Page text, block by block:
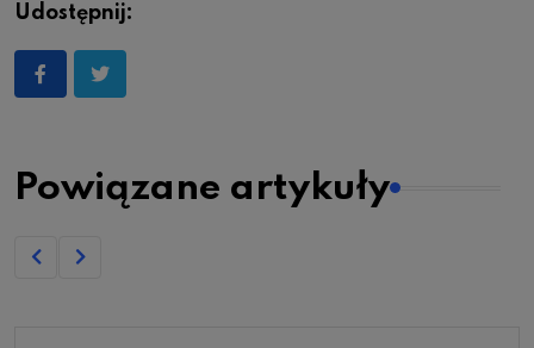
Udostępnij:
Powiązane artykuły